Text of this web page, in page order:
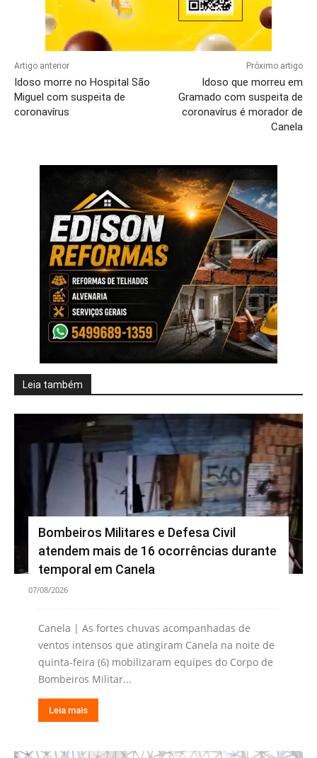
Artigo anterior
Idoso morre no Hospital São
Miguel com suspeita de
coronavírus
Próximo artigo
Idoso que morreu em
Gramado com suspeita de
coronavírus é morador de
Canela
Leia também
Bombeiros Militares e Defesa Civil
atendem mais de 16 ocorrências durante
temporal em Canela
07/08/2026
Canela | As fortes chuvas acompanhadas de
ventos intensos que atingiram Canela na noite de
quinta-feira (6) mobilizaram equipes do Corpo de
Bombeiros Militar...
Leia mais